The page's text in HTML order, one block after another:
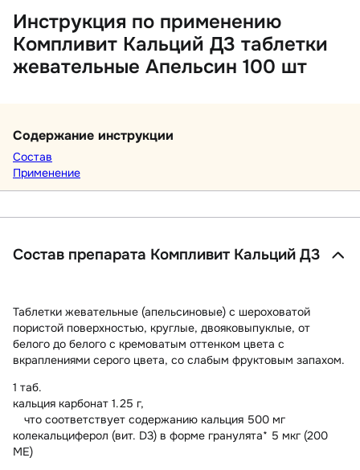
Инструкция по применению
Компливит Кальций Д3 таблетки
жевательные Апельсин 100 шт
Содержание инструкции
Состав
Применение
Состав препарата Компливит Кальций Д3
Таблетки жевательные (апельсиновые) с шероховатой
пористой поверхностью, круглые, двояковыпуклые, от
белого до белого с кремоватым оттенком цвета с
вкраплениями серого цвета, со слабым фруктовым запахом.
1 таб.
кальция карбонат 1.25 г,
что соответствует содержанию кальция 500 мг
колекальциферол (вит. D3) в форме гранулята* 5 мкг (200
МЕ)